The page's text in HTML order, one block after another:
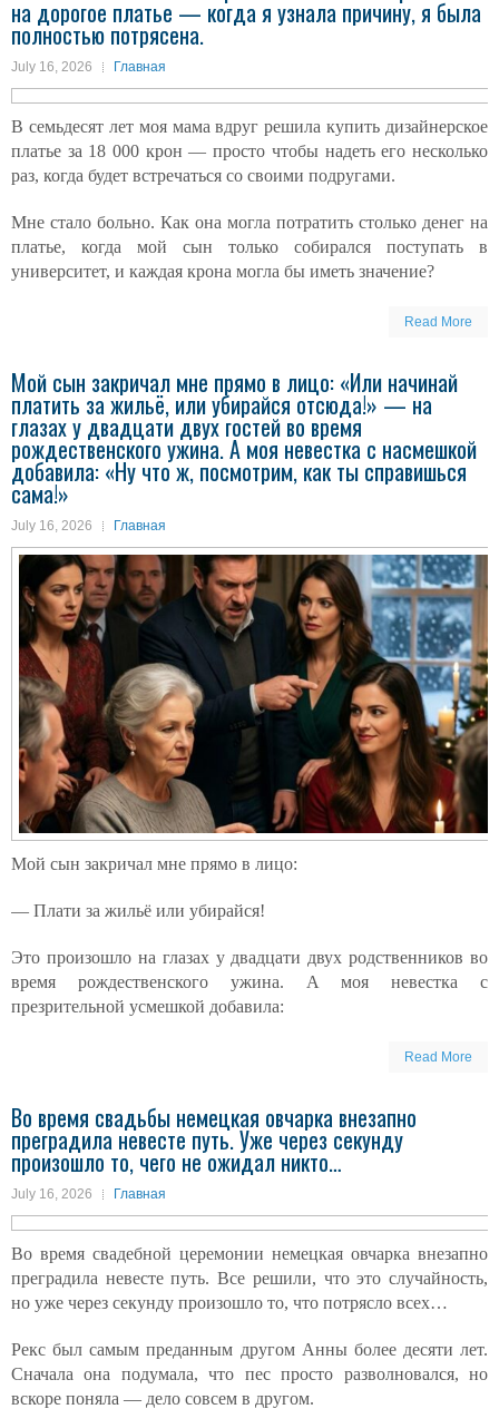
на дорогое платье — когда я узнала причину, я была
полностью потрясена.
July 16, 2026 Главная
В семьдесят лет моя мама вдруг решила купить дизайнерское
платье за 18 000 крон — просто чтобы надеть его несколько
раз, когда будет встречаться со своими подругами.
Мне стало больно. Как она могла потратить столько денег на
платье, когда мой сын только собирался поступать в
университет, и каждая крона могла бы иметь значение?
Read More
Мой сын закричал мне прямо в лицо: «Или начинай
платить за жильё, или убирайся отсюда!» — на
глазах у двадцати двух гостей во время
рождественского ужина. А моя невестка с насмешкой
добавила: «Ну что ж, посмотрим, как ты справишься
сама!»
July 16, 2026 Главная
Мой сын закричал мне прямо в лицо:
— Плати за жильё или убирайся!
Это произошло на глазах у двадцати двух родственников во
время рождественского ужина. А моя невестка с
презрительной усмешкой добавила:
Read More
Во время свадьбы немецкая овчарка внезапно
преградила невесте путь. Уже через секунду
произошло то, чего не ожидал никто…
July 16, 2026 Главная
Во время свадебной церемонии немецкая овчарка внезапно
преградила невесте путь. Все решили, что это случайность,
но уже через секунду произошло то, что потрясло всех…
Рекс был самым преданным другом Анны более десяти лет.
Сначала она подумала, что пес просто разволновался, но
вскоре поняла — дело совсем в другом.